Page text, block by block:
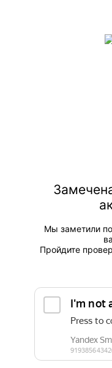
Мы заметили
Пройдите